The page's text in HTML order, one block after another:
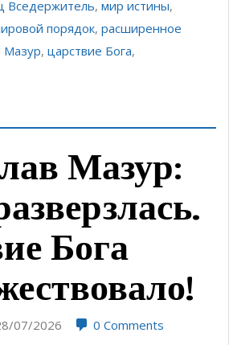
Вседержитель, мир истины,
порядок, расширенное
Мазур, царствие Бога,
Мазур:
Бога
07/2026 0 Comments